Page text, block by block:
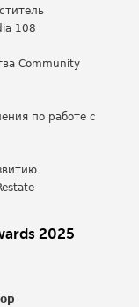
108
Сommunity
по работе с
2025